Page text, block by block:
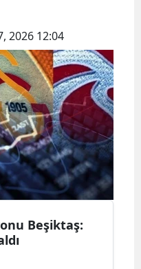
2026 12:04
Beşiktaş: